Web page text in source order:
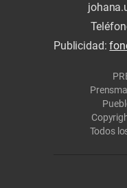
Publicidad:
Todos